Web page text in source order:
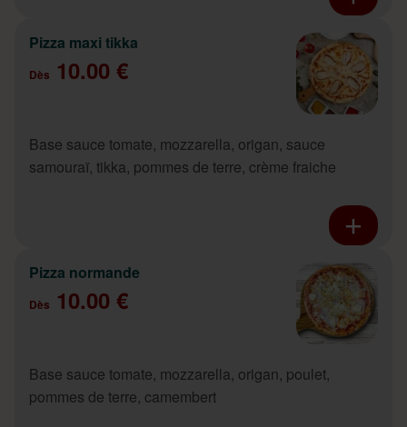
Pizza maxi tikka
Dès 10.00 €
Base sauce tomate, mozzarella, origan, sauce
samouraï, tikka, pommes de terre, crème fraiche
Pizza normande
Dès 10.00 €
Base sauce tomate, mozzarella, origan, poulet,
pommes de terre, camembert